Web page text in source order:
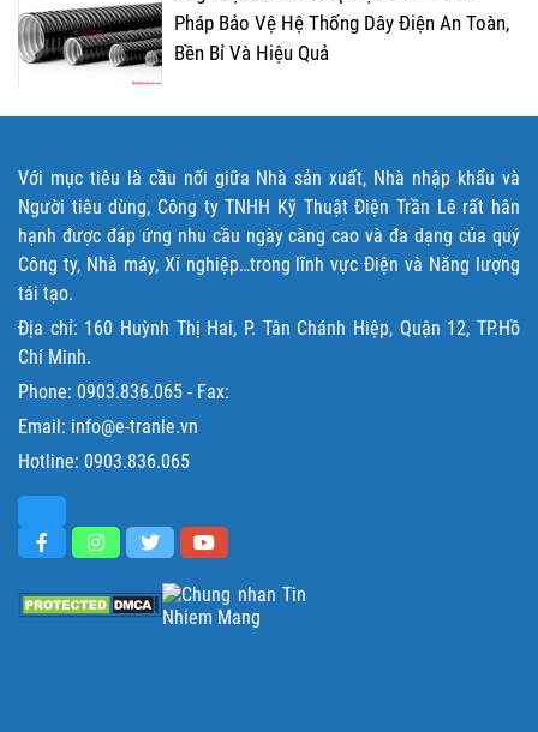
Pháp Bảo Vệ Hệ Thống Dây Điện An Toàn,
Bền Bỉ Và Hiệu Quả
Với mục tiêu là cầu nối giữa Nhà sản xuất, Nhà nhập khẩu và
Người tiêu dùng, Công ty TNHH Kỹ Thuật Điện Trần Lê rất hân
hạnh được đáp ứng nhu cầu ngày càng cao và đa dạng của quý
Công ty, Nhà máy, Xí nghiệp…trong lĩnh vực Điện và Năng lượng
tái tạo.
Địa chỉ: 160 Huỳnh Thị Hai, P. Tân Chánh Hiệp, Quận 12, TP.Hồ
Chí Minh.
Phone: 0903.836.065 - Fax:
Email: info@e-tranle.vn
Hotline: 0903.836.065